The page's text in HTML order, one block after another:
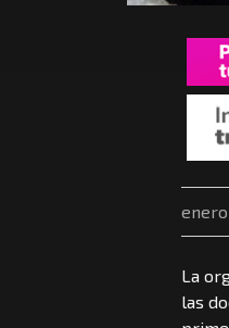
enero
La
las